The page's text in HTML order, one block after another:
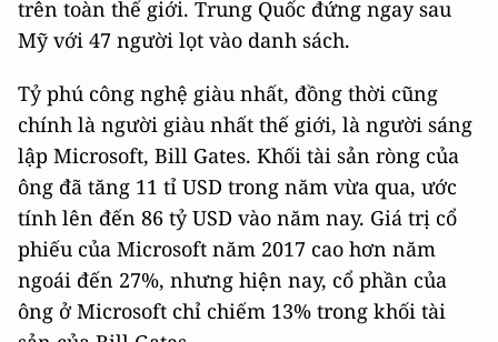
trên toàn thế giới. Trung Quốc đứng ngay sau
Mỹ với 47 người lọt vào danh sách.
Tỷ phú công nghệ giàu nhất, đồng thời cũng
chính là người giàu nhất thế giới, là người sáng
lập Microsoft, Bill Gates. Khối tài sản ròng của
ông đã tăng 11 tỉ USD trong năm vừa qua, ước
tính lên đến 86 tỷ USD vào năm nay. Giá trị cổ
phiếu của Microsoft năm 2017 cao hơn năm
ngoái đến 27%, nhưng hiện nay, cổ phần của
ông ở Microsoft chỉ chiếm 13% trong khối tài